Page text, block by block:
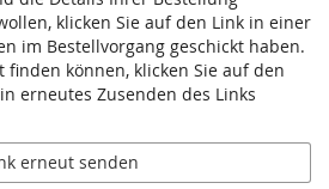
klicken Sie auf den Link in einer
im Bestellvorgang geschickt haben.
finden können, klicken Sie auf den
erneutes Zusenden des Links
erneut senden